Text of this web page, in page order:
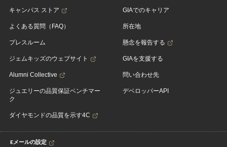
キャンパス ストア
よくある質問（FAQ）
プレスルーム
ジェムキッズのウェブサイト
Alumni Collective
ジュエリーの品質保証ベンチマー
ク
ダイヤモンドの品質を示す4C
GIAでのキャリア
所在地
懸念を報告する
GIAを支援する
問い合わせ先
デベロッパーAPI
Eメールの設定